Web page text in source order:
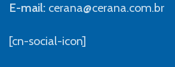
E-mail: cerana@cerana.com.br
[cn-social-icon]